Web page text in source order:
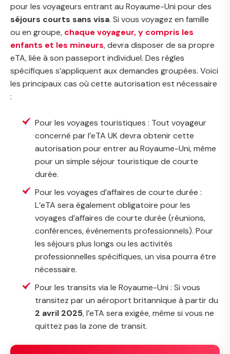
pour les voyageurs entrant au Royaume-Uni pour des
séjours courts sans visa. Si vous voyagez en famille
ou en groupe, chaque voyageur, y compris les
enfants et les mineurs, devra disposer de sa propre
eTA, liée à son passeport individuel. Des règles
spécifiques s’appliquent aux demandes groupées. Voici
les principaux cas où cette autorisation est nécessaire
:
Pour les voyages touristiques : Tout voyageur
concerné par l’eTA UK devra obtenir cette
autorisation pour entrer au Royaume-Uni, même
pour un simple séjour touristique de courte
durée.
Pour les voyages d’affaires de courte durée :
L’eTA sera également obligatoire pour les
voyages d’affaires de courte durée (réunions,
conférences, événements professionnels). Pour
les séjours plus longs ou les activités
professionnelles spécifiques, un visa pourra être
nécessaire.
Pour les transits via le Royaume-Uni : Si vous
transitez par un aéroport britannique à partir du
2 avril 2025, l’eTA sera exigée, même si vous ne
quittez pas la zone de transit.